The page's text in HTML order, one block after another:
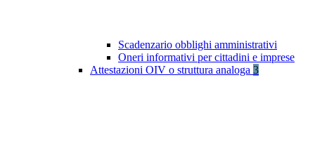
Scadenzario obblighi amministrativi
Oneri informativi per cittadini e imprese
Attestazioni OIV o struttura analoga 3